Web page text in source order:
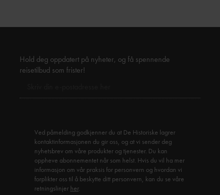
Hold deg oppdatert på nyheter, og få spennende
reisetilbud som frister!
Ved påmelding godkjenner du at De Historiske lagrer
kontaktinformasjonen du gir oss, og at vi sender deg
nyhetsbrev om våre produkter og tjenester. Du kan
oppheve abonnementet når som helst. Hvis du vil ha mer
informasjon om vår praksis for personvern og hvordan vi
forplikter oss til å beskytte ditt personvern, kan du se våre
retningslinjer her.